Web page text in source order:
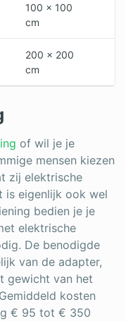
100 x 100
cm
200 x 200
cm
of wil je je
mensen kiezen
zij elektrische
is eigenlijk ook wel
bedien je je
elektrische
De benodigde
van de adapter,
gewicht van het
kosten
€ 95 tot € 350